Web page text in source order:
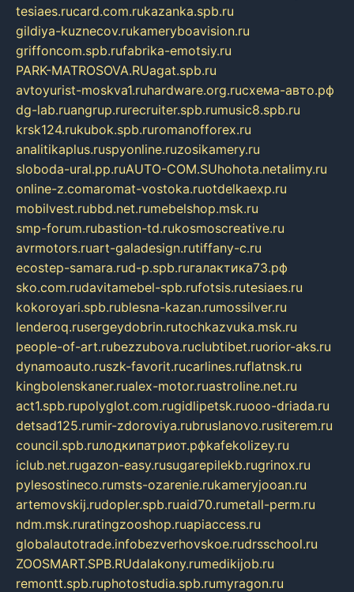
tesiaes.rucard.com.rukazanka.spb.ru
gildiya-kuznecov.rukameryboavision.ru
griffoncom.spb.rufabrika-emotsiy.ru
PARK-MATROSOVA.RUagat.spb.ru
avtoyurist-moskva1.ruhardware.org.ruсхема-авто.рф
dg-lab.ruangrup.rurecruiter.spb.rumusic8.spb.ru
krsk124.rukubok.spb.ruromanofforex.ru
analitikaplus.ruspyonline.ruzosikamery.ru
sloboda-ural.pp.ruAUTO-COM.SUhohota.netalimy.ru
online-z.comaromat-vostoka.ruotdelkaexp.ru
mobilvest.rubbd.net.rumebelshop.msk.ru
smp-forum.rubastion-td.rukosmoscreative.ru
avrmotors.ruart-galadesign.rutiffany-c.ru
ecostep-samara.rud-p.spb.ruгалактика73.рф
sko.com.rudavitamebel-spb.rufotsis.rutesiaes.ru
kokoroyari.spb.rublesna-kazan.rumossilver.ru
lenderoq.rusergeydobrin.rutochkazvuka.msk.ru
people-of-art.rubezzubova.ruclubtibet.ruorior-aks.ru
dynamoauto.ruszk-favorit.rucarlines.ruflatnsk.ru
kingbolenskaner.rualex-motor.ruastroline.net.ru
act1.spb.rupolyglot.com.rugidlipetsk.ruooo-driada.ru
detsad125.rumir-zdoroviya.rubruslanovo.rusiterem.ru
council.spb.ruлодкипатриот.рфkafekolizey.ru
iclub.net.rugazon-easy.rusugarepilekb.rugrinox.ru
pylesostineco.rumsts-ozarenie.rukameryjooan.ru
artemovskij.rudopler.spb.ruaid70.rumetall-perm.ru
ndm.msk.ruratingzooshop.ruapiaccess.ru
globalautotrade.infobezverhovskoe.rudrsschool.ru
ZOOSMART.SPB.RUdalakony.rumedikijob.ru
remontt.spb.ruphotostudia.spb.rumyragon.ru